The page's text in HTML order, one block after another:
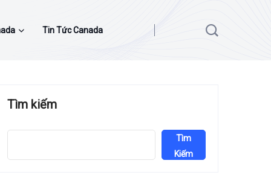
Tin Tức Canada
Tìm kiếm
Tìm
Kiếm